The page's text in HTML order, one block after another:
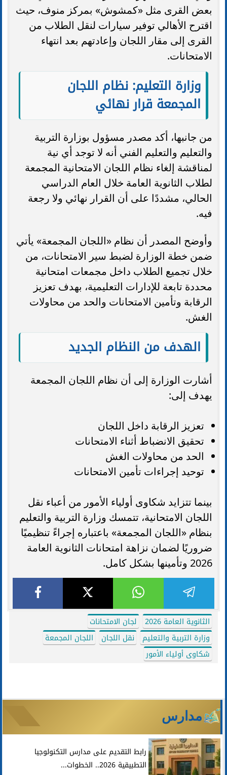
بعض القرى مثل «كمشوش» بمركز منوف، حيث
اقترح الأهالي توفير سيارات لنقل الطلاب من
القرى إلى مقار اللجان وإعادتهم بعد انتهاء
الامتحانات.
وزارة التعليم: نظام اللجان
المجمعة قرار نهائي
من جانبها، أكد مصدر مسؤول بوزارة التربية
والتعليم والتعليم الفني أنه لا توجد أي نية
لمناقشة إلغاء نظام اللجان الامتحانية المجمعة
لطلاب الثانوية العامة خلال العام الدراسي
الحالي، مشددًا على أن القرار نهائي ولا رجعة
فيه.
وأوضح المصدر أن نظام «اللجان المجمعة» يأتي
ضمن خطة الوزارة لضبط سير الامتحانات، من
خلال تجميع الطلاب داخل مجمعات امتحانية
محددة تابعة للإدارات التعليمية، بهدف تعزيز
الرقابة وتأمين الامتحانات والحد من محاولات
الغش.
الهدف من النظام الجديد
أشارت الوزارة إلى أن نظام اللجان المجمعة
يهدف إلى:
تعزيز الرقابة داخل اللجان
تحقيق الانضباط أثناء الامتحانات
الحد من محاولات الغش
توحيد إجراءات تأمين الامتحانات
بينما تتزايد شكاوى أولياء الأمور من أعباء نقل
اللجان الامتحانية، تتمسك وزارة التربية والتعليم
بنظام «اللجان المجمعة» باعتباره إجراءً تنظيميًا
ضروريًا لضمان نزاهة امتحانات الثانوية العامة
2026 وتأمينها بشكل كامل.
الثانوية العامة 2026
لجان الامتحانات
وزارة التربية والتعليم
نقل اللجان
اللجان المجمعة
شكاوى أولياء الأمور
مدارس
رابط التقديم على مدارس التكنولوجيا
التطبيقية 2026.. الخطوات...